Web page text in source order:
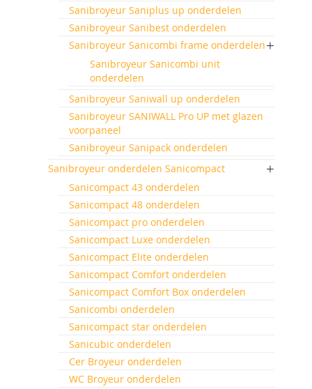
Sanibroyeur Saniplus up onderdelen
Sanibroyeur Sanibest onderdelen
Sanibroyeur Sanicombi frame onderdelen
Sanibroyeur Sanicombi unit
onderdelen
Sanibroyeur Saniwall up onderdelen
Sanibroyeur SANIWALL Pro UP met glazen
voorpaneel
Sanibroyeur Sanipack onderdelen
Sanibroyeur onderdelen Sanicompact
Sanicompact 43 onderdelen
Sanicompact 48 onderdelen
Sanicompact pro onderdelen
Sanicompact Luxe onderdelen
Sanicompact Elite onderdelen
Sanicompact Comfort onderdelen
Sanicompact Comfort Box onderdelen
Sanicombi onderdelen
Sanicompact star onderdelen
Sanicubic onderdelen
Cer Broyeur onderdelen
WC Broyeur onderdelen